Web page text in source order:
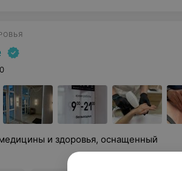
и здоровья, оснащенный